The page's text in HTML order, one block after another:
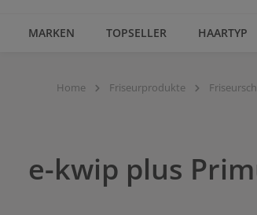
MARKEN TOPSELLER HAARTYP
Home Friseurprodukte
e-kwip plus